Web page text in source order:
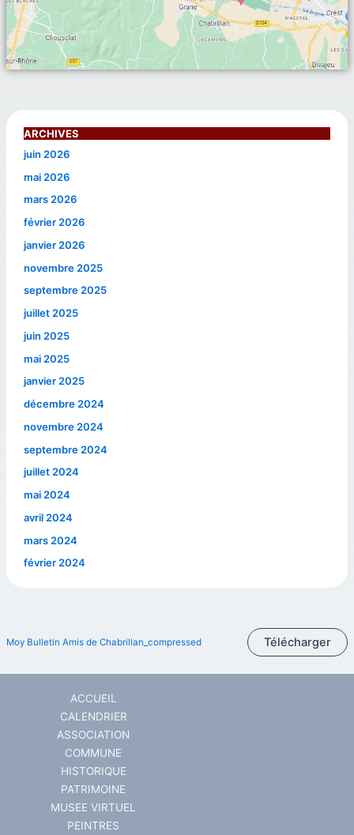
ARCHIVES
juin 2026
mai 2026
mars 2026
février 2026
janvier 2026
novembre 2025
septembre 2025
juillet 2025
juin 2025
mai 2025
janvier 2025
décembre 2024
novembre 2024
septembre 2024
juillet 2024
mai 2024
avril 2024
mars 2024
février 2024
Moy Bulletin Amis de Chabrillan_compressed Télécharger
ACCUEIL
CALENDRIER
ASSOCIATION
COMMUNE
HISTORIQUE
PATRIMOINE
MUSEE VIRTUEL
PEINTRES